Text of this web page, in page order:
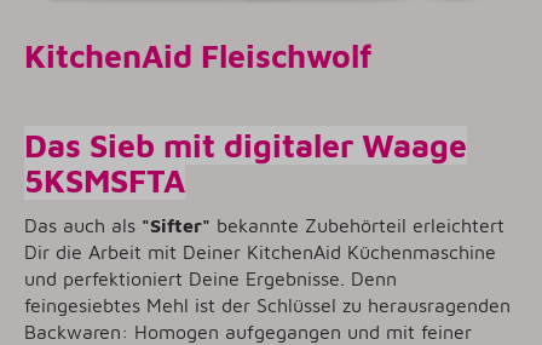
KitchenAid Fleischwolf
Das Sieb mit digitaler Waage
5KSMSFTA
Das auch als "Sifter" bekannte Zubehörteil erleichtert
Dir die Arbeit mit Deiner KitchenAid Küchenmaschine
und perfektioniert Deine Ergebnisse. Denn
feingesiebtes Mehl ist der Schlüssel zu herausragenden
Backwaren: Homogen aufgegangen und mit feiner